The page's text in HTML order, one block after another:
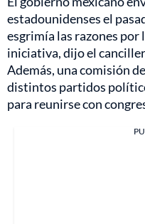
estadounidenses el
esgrimía las razones por
iniciativa, dijo el
Además, una comisión
distintos partidos
para reunirse con